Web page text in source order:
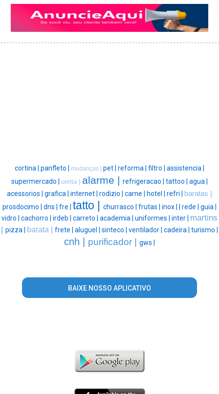
cortina | panfleto | mudanças | pet | reforma | filtro | assistencia |
supermercado | uerita | alarme | refrigeracao | tattoo | agua |
acessorios | grafica | internet | rodizio | carne | hotel | refri |
baratas |
prosdocimo | dns | fre | tatto | churrasco | frutas | inox | rede | guia |
vidro | cachorro | irdeb | carreto | academia | uniformes | inter | martins
| pizza | barata | frete | aluguel | sinteco | ventilador | cadeira | turismo |
cnh | purificador | gws |
BAIXE NOSSO APLICATIVO